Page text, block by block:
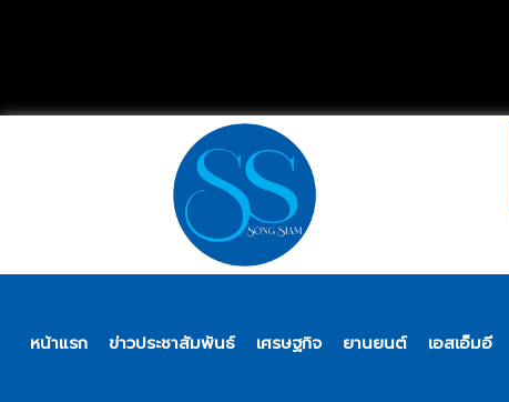
หน้าแรก ข่าวประชาสัมพันธ์ เศรษฐกิจ ยานยนต์ เอสเอ็มอี